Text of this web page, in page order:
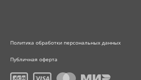
Политика обработки персональных данных
Публичная оферта